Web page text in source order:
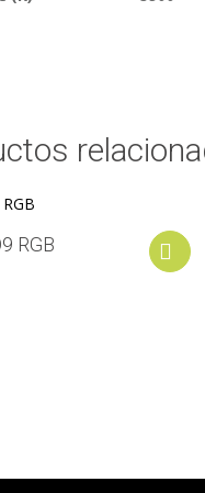
RGB